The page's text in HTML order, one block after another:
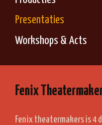
Presentaties
Workshops & Acts
Fenix
Fenix theatermakers is 4